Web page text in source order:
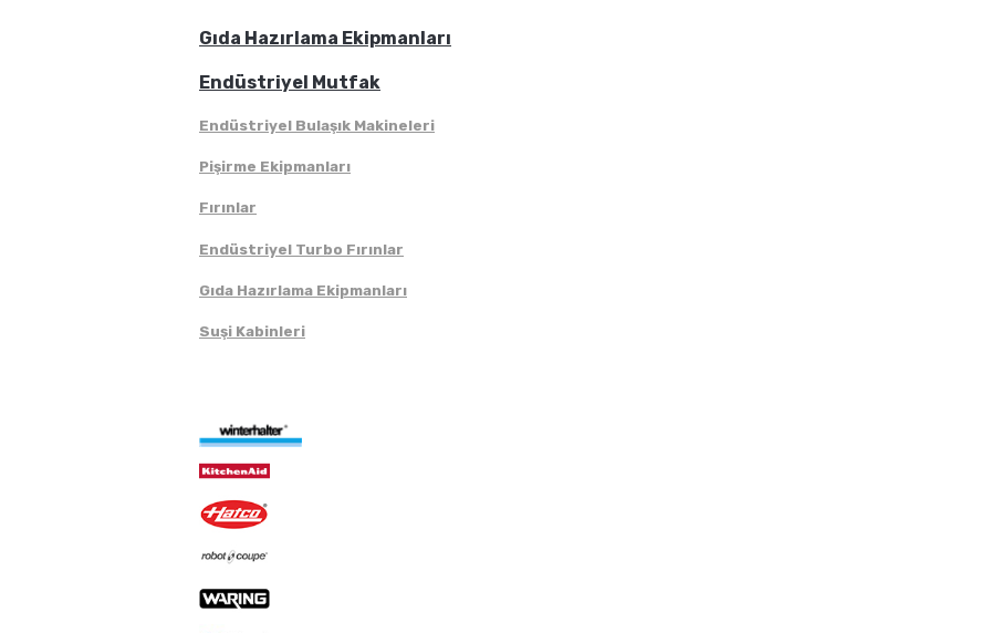
Gıda Hazırlama Ekipmanları
Endüstriyel Mutfak
Endüstriyel Bulaşık Makineleri
Pişirme Ekipmanları
Fırınlar
Endüstriyel Turbo Fırınlar
Gıda Hazırlama Ekipmanları
Suşi Kabinleri